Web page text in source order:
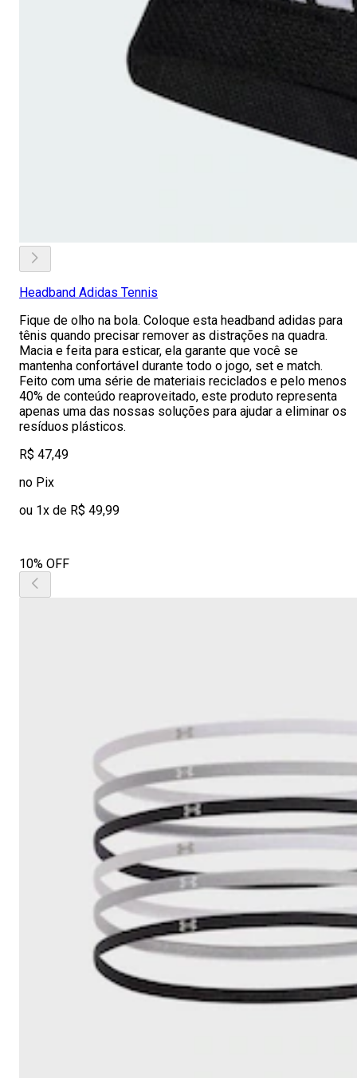
Headband Adidas Tennis
Fique de olho na bola. Coloque esta headband adidas para
tênis quando precisar remover as distrações na quadra.
Macia e feita para esticar, ela garante que você se
mantenha confortável durante todo o jogo, set e match.
Feito com uma série de materiais reciclados e pelo menos
40% de conteúdo reaproveitado, este produto representa
apenas uma das nossas soluções para ajudar a eliminar os
resíduos plásticos.
R$ 47,49
no Pix
ou 1x de R$ 49,99
10% OFF